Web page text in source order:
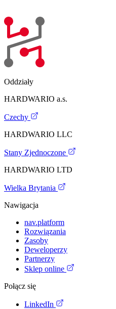
Oddziały
HARDWARIO a.s.
Czechy
HARDWARIO LLC
Stany Zjednoczone
HARDWARIO LTD
Wielka Brytania
Nawigacja
nav.platform
Rozwiązania
Zasoby
Deweloperzy
Partnerzy
Sklep online
Połącz się
LinkedIn